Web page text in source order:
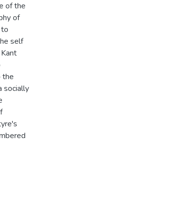
of the
of
self
the
socially